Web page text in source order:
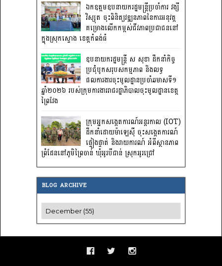
ឯកឧត្តមឧបនាយករដ្ឋមន្រ្តីប្រចាំការ វង្សី
វិស្សុត ចុះពិនិត្យវឌ្ឍនភាពនៃការអនុវត្ត
គម្រោងលើកកម្ពស់ជីវភាពប្រជាជននៅ
ក្នុងស្រុកស្ទោង ខេត្តកំពង់ធំ
ឧបនាយករដ្ឋមន្ត្រី ស សុខា ដឹកនាំកិច្ច
ប្រជុំបូកសរុបសកម្មភាព និងលទ្ធ
ផលការងារចុះមូលដ្ឋានប្រចាំឆមាសទី១
ឆ្នាំ២០២៦ របស់ក្រុមការងាររាជរដ្ឋាភិបាលចុះមូលដ្ឋានខេត្ត
ព្រៃវែង
ក្រុមអ្នកសង្កេតការណ៍អន្តរកាល (IOT)
ដឹកនាំដោយម៉ាឡេស៊ី ចុះសង្កេតការណ៍
ផ្ទៀងផ្ទាត់ និងរាយការណ៍ អំពីស្ថានភាព
ព្រំដែននៅភូមិព្រៃចាន់ ឃុំអូរបីជាន់ ស្រុកអូរជ្រៅ
BLOG ARCHIVE